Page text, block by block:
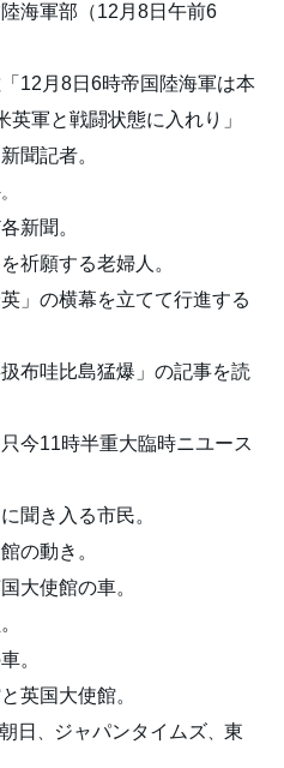
海軍部（12月8日午前6
12月8日6時帝国陸海軍は本
軍と戦闘状態に入れり」
聞記者。
。
新聞。
祈願する老婦人。
」の横幕を立てて行進する
布哇比島猛爆」の記事を読
今11時半重大臨時ニユース
聞き入る市民。
の動き。
大使館の車。
。
英国大使館。
朝日 ジャパンタイムズ
東